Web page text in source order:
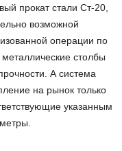
прокат стали Ст-20,
возможной
операции по
столбы
А система
на рынок только
указанным